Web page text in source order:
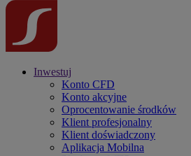
Inwestuj
Konto CFD
Konto akcyjne
Oprocentowanie środków
Klient profesjonalny
Klient doświadczony
Aplikacja Mobilna